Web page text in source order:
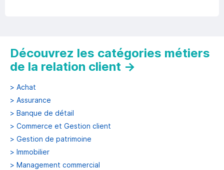
Découvrez les catégories métiers
de la relation client →
> Achat
> Assurance
> Banque de détail
> Commerce et Gestion client
> Gestion de patrimoine
> Immobilier
> Management commercial